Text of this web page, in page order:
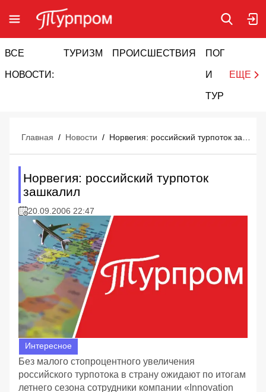
ВСЕ
НОВОСТИ:
ТУРИЗМ ПРОИСШЕСТВИЯ ПОГОДА
И
ТУРИЗМ
ЕЩЕ
Главная / Новости /
Норвегия: российский турпоток
зашкалил
20.09.2006 22:47
Интересное
Без малого стопроцентного увеличения
российского турпотока в страну ожидают по итогам
летнего сезона сотрудники компании «Innovation